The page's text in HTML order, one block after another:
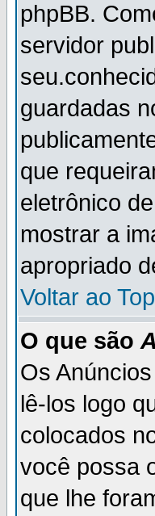
phpBB.
servidor
guardadas
que
eletrônico
mostrar a
apropriado
Voltar ao
O que são
Os
lê-los logo
colocados
você possa
que lhe